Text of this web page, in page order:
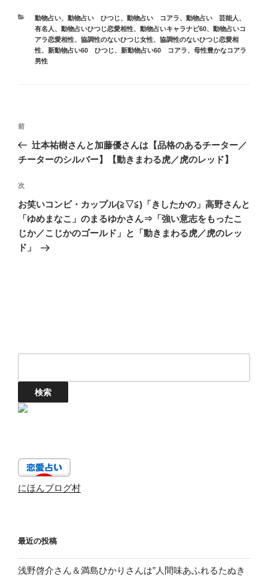
カ
テ
ゴ
リ
ー
動物占い、 動物占い ひつじ、 動物占い コアラ、 動物占い 芸能人、
有名人 、 動物占いひつじ恋愛相性、 動物占いキャラナビ60、 動物占いコ
アラ恋愛相性、 協調性のないひつじ女性、 協調性のないひつじ恋愛相
性、 新動物占い60 ひつじ、 新動物占い60 コアラ、 母性豊かなコアラ
男性
投
ナ
ゲ
ー
シ
ョ
ン
前
の
投
前
辻本祐樹さんと加藤優さんは【品格のあるチーター／
チーターのシルバー】【動きまわる虎／虎のレッド】
次
の
投
稿
次
お笑いコンビ・カップル(≧▽≦)「きしたかの」高野さんと
「ゆめまなこ」のまるゆかさん⇒「強い意志をもったこ
じか／こじかのゴールド」と「動きまわる虎／虎のレッ
ド」
にほんブログ村
最近の投稿
浅野啓介さん＆満島ひかりさんは”人間味あふれるたぬき